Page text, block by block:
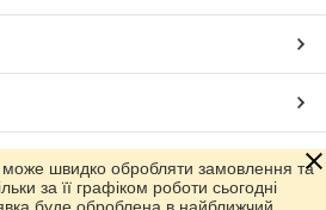
Prom.ua
може швидко обробляти замовлення та
за її графіком роботи сьогодні